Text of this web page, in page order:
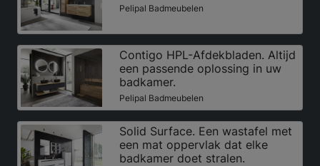
Pelipal Badmeubelen
Contigo HPL-Afdekbladen. Altijd
een passende oplossing in uw
badkamer.
Pelipal Badmeubelen
Solid Surface. Een wastafel met
een mat oppervlak dat elke
badkamer doet stralen.